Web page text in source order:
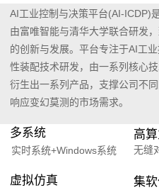
AI工业控制与决策平台(AI-ICDP)
由富唯智能与清华大学联合研发
的创新与发展。平台专注于AI工
性装配技术研发，由一系列核心
衍生出一系列产品，支撑公司不
响应变幻莫测的市场需求。
多系统
实时系统+Windows系统
高
无缝
虚拟仿真 集